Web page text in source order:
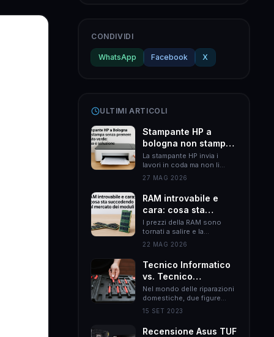
CONDIVIDI
WhatsApp Facebook X
ULTIMI ARTICOLI
Stampante HP a
bologna non stampa
senza premere il
tasto verde: causa e
soluzione
La stampante HP invia i
lavori in coda ma non li
esegue finché non premi il
quasi sempre HP Smart.
Ecco come risolverlo
definitivamente.
27 MAG 2026
RAM introvabile e
cara: cosa sta
succedendo al
mercato dei moduli
I prezzi della RAM sono
tornati a salire e la
disponibilità si è ridotta.
muoversi per non spendere
il doppio.
22 MAG 2026
Tecnico Informatico
vs. Tecnico
Elettrodomestici:
Differenze Chiave
nel Mondo delle
Domestiche
Nel mondo delle riparazioni
domestiche, due figure
professionali emergono
campo: il tecnico
informatico e il tecnico
15 SET 2023
Recensione Asus TUF